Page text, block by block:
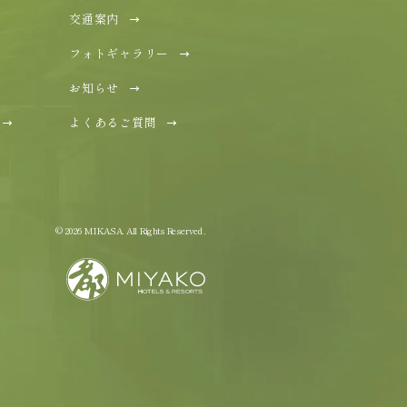
交通案内
フォトギャラリー
お知らせ
よくあるご質問
© 2026 MIKASA. All Rights Reserved.